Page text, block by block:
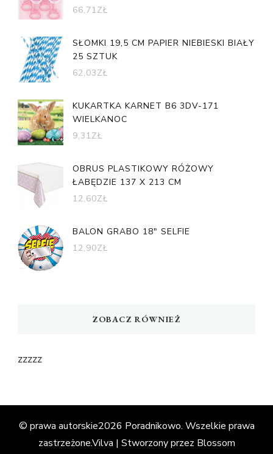
66,71ZŁ
SŁOMKI 19,5 CM PAPIER NIEBIESKI BIAŁY
25 SZTUK
62,03ZŁ
KUKARTKA KARNET B6 3DV-171
WIELKANOC
9,31ZŁ
OBRUS PLASTIKOWY RÓŻOWY
ŁABĘDZIE 137 X 213 CM
12,60ZŁ
BALON GRABO 18" SELFIE
12,90ZŁ
ZOBACZ RÓWNIEŻ
zzzzz
© prawa autorskie2026 Poradnikowo. Wszelkie prawa
zastrzeżone.Vilva | Stworzony przez Blossom